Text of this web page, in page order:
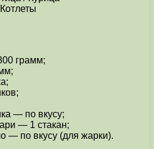
грамм;
— по вкусу;
— 1 стакан;
— по вкусу (для жарки).